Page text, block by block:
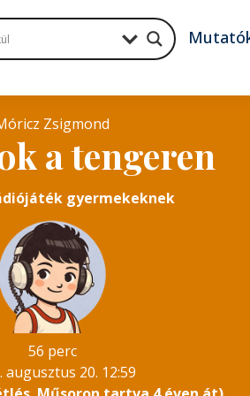
Zsigmond
a tengeren
gyermekeknek
56 perc
augusztus 20. 12:59